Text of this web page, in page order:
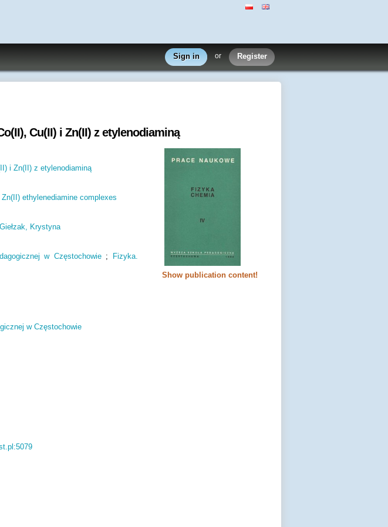
Sign in or Register
Cu(II) i Zn(II) z etylenodiaminą
Show publication content!
i Zn(II) z etylenodiaminą
ethylenediamine complexes
Giełzak, Krystyna
w Częstochowie;
Fizyka.
w Częstochowie